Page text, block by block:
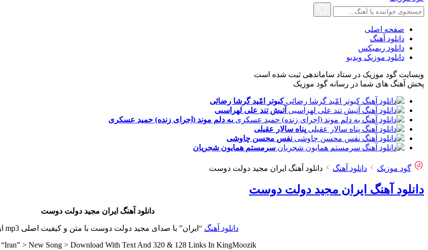
صفحه اصلی
دانلود آهنگ
دانلود ریمیکس
دانلود موزیک ویدیو
وبسایت گود موزیک در ستاد ساماندهی ثبت شده است
پخش آهنگ های شما در رسانه گود موزیک
کبوتر امّید گرشا رضائی
آتیش تند علی لهراسبی
به دلم موند (اجرای زنده) حمید عسکری
پناه سالار عقیلی
نفس محسن چاوشی
سرمستم همایون شجریان
گود موزیک دانلود آهنگ دانلود آهنگ ایران مجید دولت دوست
دانلود آهنگ ایران مجید دولت دوست
دانلود آهنگ ایران مجید دولت دوست
دانلود آهنگ “ایران” با صدای مجید دولت دوست با متن و کیفیت اصلی mp3 از کینگ موزیک
> New Song > Download With Text And 320 & 128 Links In KingMoozik